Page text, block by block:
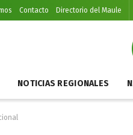
Contacto Directorio del Maule
NOTICIAS REGIONALES